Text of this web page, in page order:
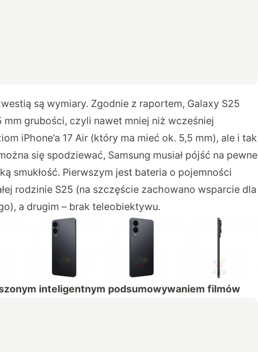
są wymiary. Zgodnie z raportem, Galaxy S25
mm grubości, czyli nawet mniej niż wcześniej
iPhone’a 17 Air (który ma mieć ok. 5,5 mm), ale i tak
się spodziewać, Samsung musiał pójść na pewne
smukłość. Pierwszym jest bateria o pojemności
rodzinie S25 (na szczęście zachowano wsparcie dla
a drugim – brak teleobiektywu.
inteligentnym podsumowywaniem filmów